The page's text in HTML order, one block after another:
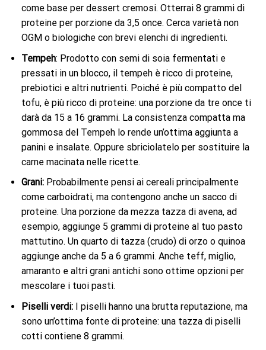
come base per dessert cremosi. Otterrai 8 grammi di
proteine ​​per porzione da 3,5 once. Cerca varietà non
OGM o biologiche con brevi elenchi di ingredienti.
Tempeh: Prodotto con semi di soia fermentati e
pressati in un blocco, il tempeh è ricco di proteine,
prebiotici e altri nutrienti. Poiché è più compatto del
tofu, è più ricco di proteine: una porzione da tre once ti
darà da 15 a 16 grammi. La consistenza compatta ma
gommosa del Tempeh lo rende un’ottima aggiunta a
panini e insalate. Oppure sbriciolatelo per sostituire la
carne macinata nelle ricette.
Grani:Probabilmente pensi ai cereali principalmente
come carboidrati, ma contengono anche un sacco di
proteine. Una porzione da mezza tazza di avena, ad
esempio, aggiunge 5 grammi di proteine ​​al tuo pasto
mattutino. Un quarto di tazza (crudo) di orzo o quinoa
aggiunge anche da 5 a 6 grammi. Anche teff, miglio,
amaranto e altri grani antichi sono ottime opzioni per
mescolare i tuoi pasti.
Piselli verdi: I piselli hanno una brutta reputazione, ma
sono un’ottima fonte di proteine: una tazza di piselli
cotti contiene 8 grammi.